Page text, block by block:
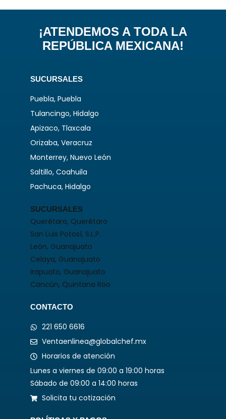
¡ATENDEMOS A TODA LA
REPÚBLICA MEXICANA!
SUCURSALES
Puebla, Puebla
Tulancingo, Hidalgo
Apizaco, Tlaxcala
Orizaba, Veracruz
Monterrey, Nuevo León
Saltillo, Coahuila
Pachuca, Hidalgo
SUCURSALES
Querétaro, Querétaro
San Luis Potosí, S.L.P.
León, Guanajuato
Celaya, Guanajuato
Irapuato, Guanajuato
Cancún, Quintana Roo
CONTACTO
221 650 6616
Ventaenlinea@globalchef.mx
Horarios de atención
Lunes a viernes de 09:00 a 19:00 horas
Sábado de 09:00 a 14:00 horas
Solicita tu cotización